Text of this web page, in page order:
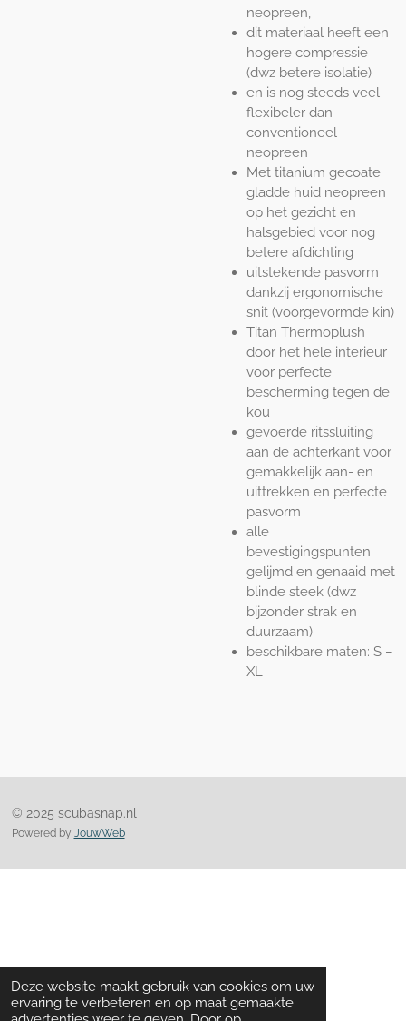
Deze website maakt gebruik van cookies om uw
ervaring te verbeteren en op maat gemaakte
neopreen,
dit materiaal heeft een
hogere compressie
(dwz betere isolatie)
en is nog steeds veel
flexibeler dan
conventioneel
neopreen
Met titanium gecoate
gladde huid neopreen
op het gezicht en
halsgebied voor nog
betere afdichting
uitstekende pasvorm
dankzij ergonomische
snit (voorgevormde kin)
Titan Thermoplush
door het hele interieur
voor perfecte
bescherming tegen de
kou
gevoerde ritssluiting
aan de achterkant voor
gemakkelijk aan- en
uittrekken en perfecte
pasvorm
alle
bevestigingspunten
gelijmd en genaaid met
blinde steek (dwz
bijzonder strak en
duurzaam)
beschikbare maten: S –
XL
© 2025 scubasnap.nl
Powered by JouwWeb